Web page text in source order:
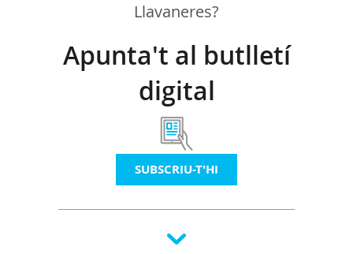
Llavaneres?
Apunta't al butlletí
digital
SUBSCRIU-T'HI